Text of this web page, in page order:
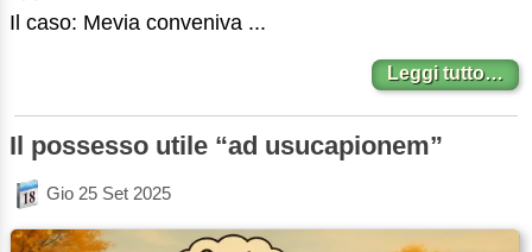
Il caso: Mevia conveniva ...
Leggi tutto…
Il possesso utile “ad usucapionem”
Gio 25 Set 2025